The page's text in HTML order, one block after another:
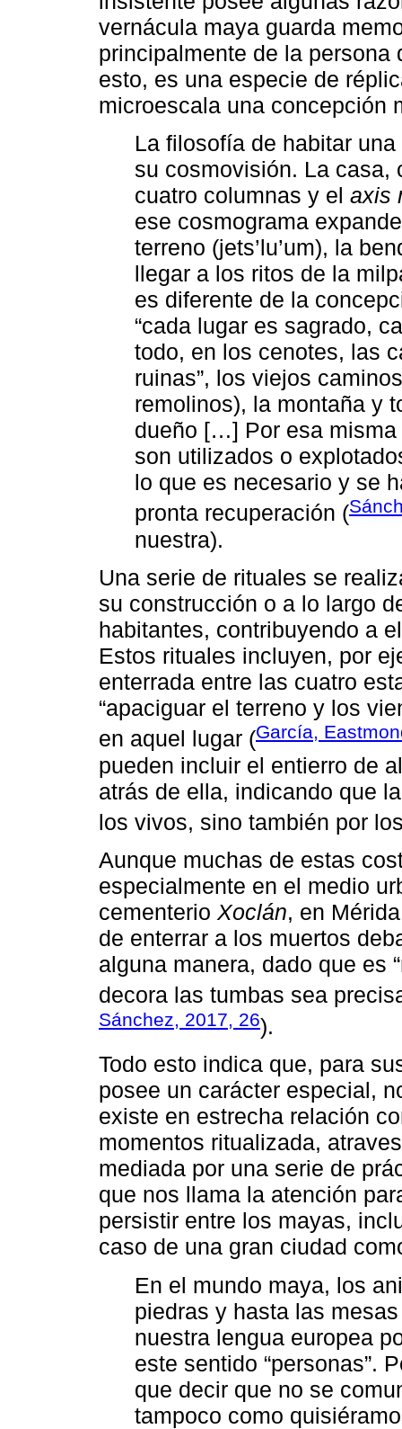
vernácula maya guarda
principalmente de la persona
esto, es una especie de
microescala una concepción
La filosofía de habitar
su cosmovisión. La casa,
cuatro columnas y el axis
ese cosmograma
terreno (jets’lu’um), la
llegar a los ritos de la
es diferente de la
“cada lugar es sagrado,
todo, en los cenotes, las
ruinas”, los viejos
remolinos), la montaña y
dueño […] Por esa
son utilizados o
lo que es necesario y se
pronta recuperación (
nuestra).
Una serie de rituales se
su construcción o a lo largo
habitantes, contribuyendo a
Estos rituales incluyen, por
enterrada entre las cuatro
“apaciguar el terreno y los
en aquel lugar (García,
pueden incluir el entierro de
atrás de ella, indicando que
los vivos, sino también por
Aunque muchas de estas
especialmente en el medio
cementerio Xoclán, en
de enterrar a los muertos
alguna manera, dado que es
decora las tumbas sea
Sánchez, 2017, 26).
Todo esto indica que, para
posee un carácter especial,
existe en estrecha relación
momentos ritualizada,
mediada por una serie de
que nos llama la atención
persistir entre los mayas,
caso de una gran ciudad
En el mundo maya, los
piedras y hasta las
nuestra lengua europea
este sentido “personas”.
que decir que no se
tampoco como